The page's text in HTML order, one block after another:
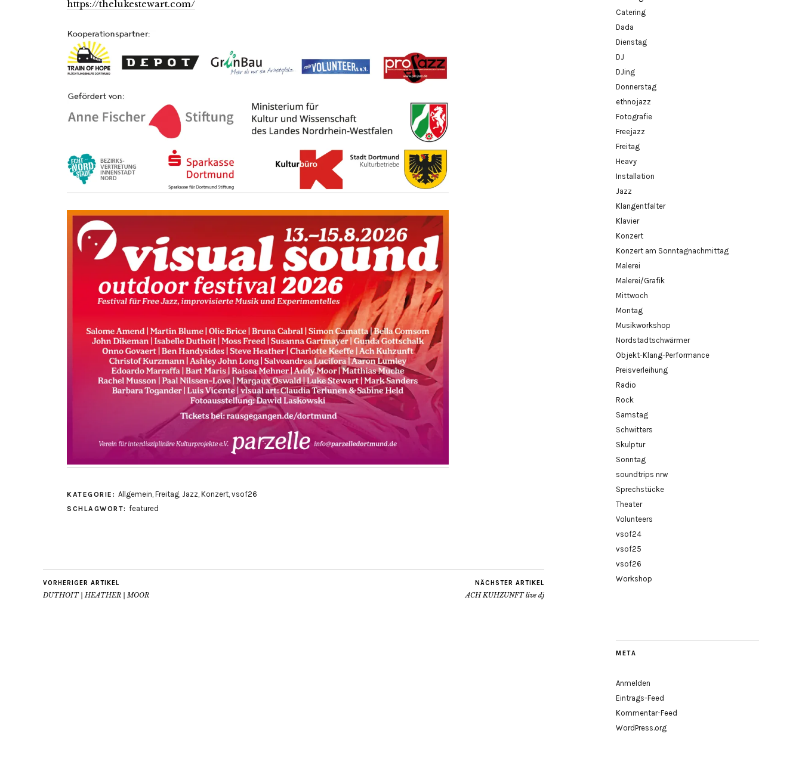
https://thelukestewart.com/
KATEGORIE: Allgemein, Freitag, Jazz, Konzert, vsof26
SCHLAGWORT: featured
VORHERIGER ARTIKEL
DUTHOIT | HEATHER | MOOR
NÄCHSTER ARTIKEL
ACH KUHZUNFT live dj
Catering
Dada
Dienstag
DJ
DJing
Donnerstag
ethnojazz
Fotografie
Freejazz
Freitag
Heavy
Installation
Jazz
Klangentfalter
Klavier
Konzert
Konzert am Sonntagnachmittag
Malerei
Malerei/Grafik
Mittwoch
Montag
Musikworkshop
Nordstadtschwärmer
Objekt-Klang-Performance
Preisverleihung
Radio
Rock
Samstag
Schwitters
Skulptur
Sonntag
soundtrips nrw
Sprechstücke
Theater
Volunteers
vsof24
vsof25
vsof26
Workshop
META
Anmelden
Eintrags-Feed
Kommentar-Feed
WordPress.org